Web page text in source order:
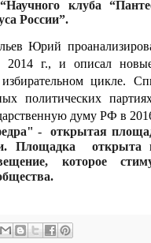
клуба
России”.
Юрий
г., и описал новые
цикле.
политических
думу РФ в
-
открытая
Площадка
открыта
которое